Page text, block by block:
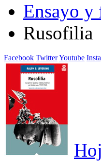
Ensayo
Rusofilia
Facebook TwitterYoutube